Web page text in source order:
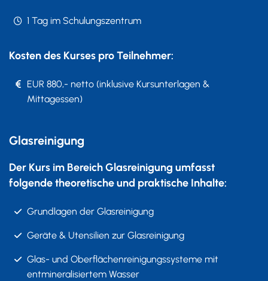
1 Tag im Schulungszentrum
Kosten des Kurses pro Teilnehmer:
EUR 880,- netto (inklusive Kursunterlagen &
Mittagessen)
Glasreinigung
Der Kurs im Bereich Glasreinigung umfasst
folgende theoretische und praktische Inhalte:
Grundlagen der Glasreinigung
Geräte & Utensilien zur Glasreinigung
Glas- und Oberflächenreinigungssysteme mit
entmineralisiertem Wasser